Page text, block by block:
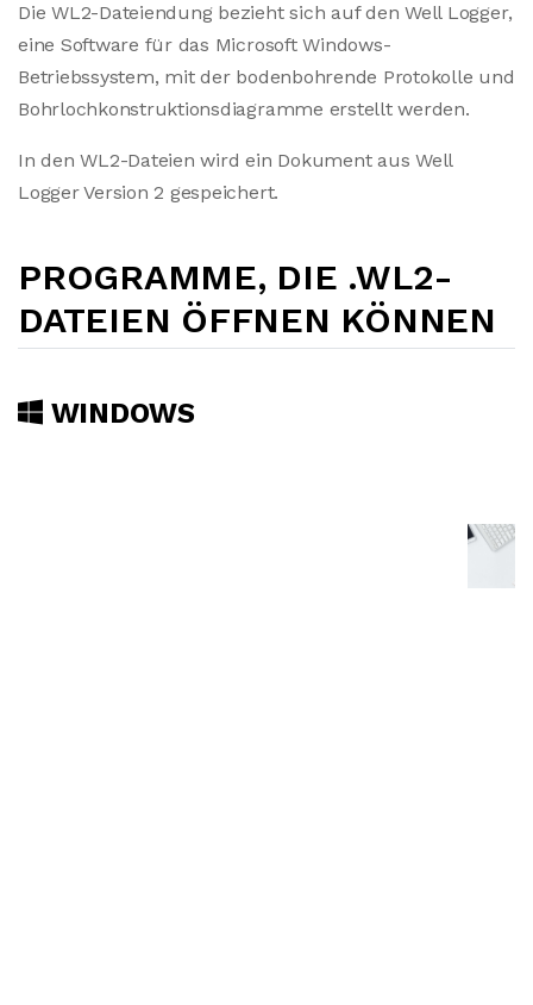
Die WL2-Dateiendung bezieht sich auf den Well Logger,
eine Software für das Microsoft Windows-
Betriebssystem, mit der bodenbohrende Protokolle und
Bohrlochkonstruktionsdiagramme erstellt werden.
In den WL2-Dateien wird ein Dokument aus Well
Logger Version 2 gespeichert.
PROGRAMME, DIE .WL2-
DATEIEN ÖFFNEN KÖNNEN
WINDOWS